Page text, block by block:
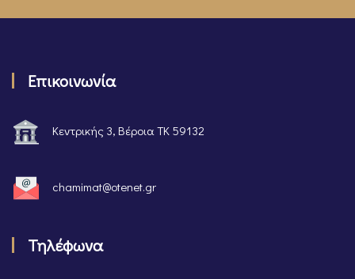
Επικοινωνία
Κεντρικής 3, Βέροια ΤΚ 59132
chamimat@otenet.gr
Τηλέφωνα